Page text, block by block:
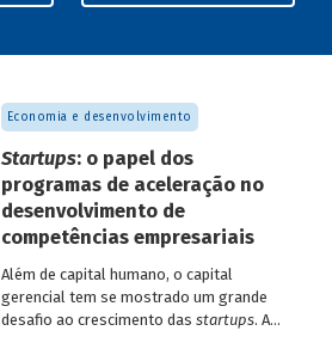
Economia e desenvolvimento
Startups: o papel dos
programas de aceleração no
desenvolvimento de
competências empresariais
Além de capital humano, o capital
gerencial tem se mostrado um grande
desafio ao crescimento das startups. A